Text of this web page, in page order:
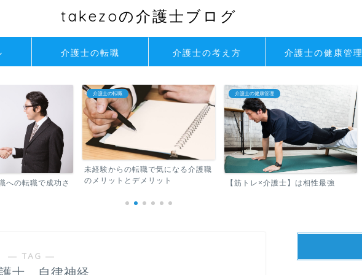
takezoの介護士ブログ
介護士の転職 介護士の考え方 介護士の健康管理
への転職で成功さ
介護士の転職
未経験からの転職で気になる介護職
のメリットとデメリット
介護士の健康管理
【筋トレ×介護士】は相性最強
― TAG ―